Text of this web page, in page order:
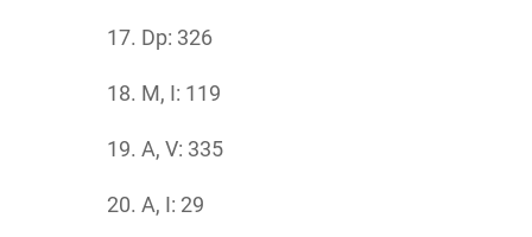
Dp: 326
M, I: 119
A, V: 335
A, I: 29